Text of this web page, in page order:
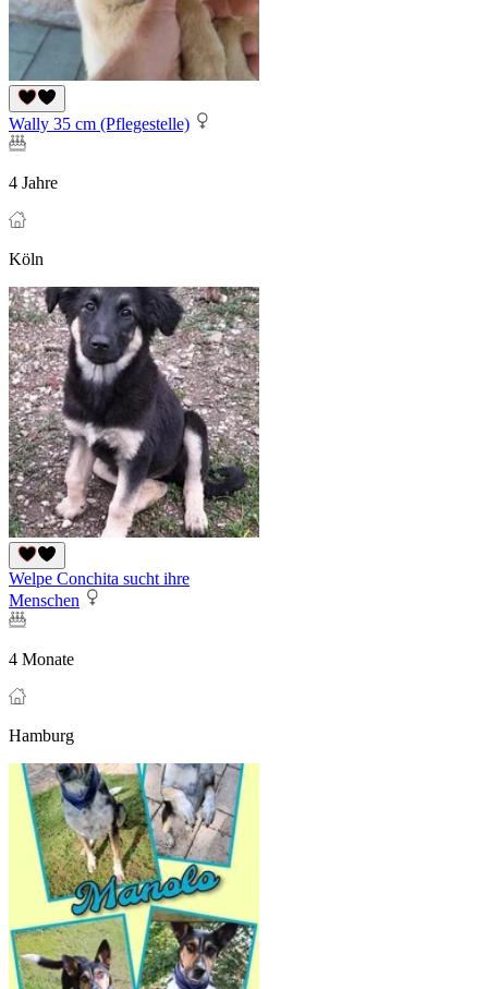
Wally 35 cm (Pflegestelle)
4 Jahre
Köln
Welpe Conchita sucht ihre
Menschen
4 Monate
Hamburg